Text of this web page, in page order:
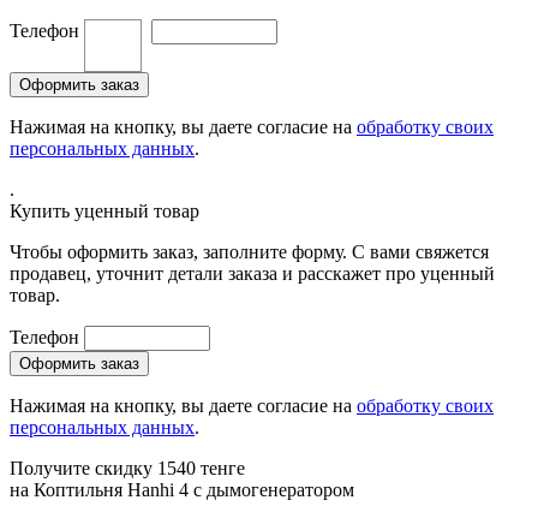
Телефон
Нажимая на кнопку, вы даете согласие на обработку своих
персональных данных.
.
Купить уценный товар
Чтобы оформить заказ, заполните форму. С вами свяжется
продавец, уточнит детали заказа и расскажет про уценный
товар.
Телефон
Нажимая на кнопку, вы даете согласие на обработку своих
персональных данных.
Получите скидку 1540 тенге
на Коптильня Hanhi 4 с дымогенератором